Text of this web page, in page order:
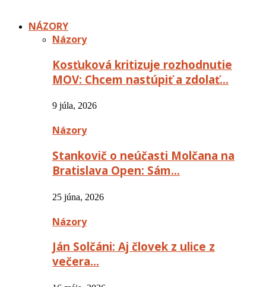
NÁZORY
Názory
Kosťuková kritizuje rozhodnutie
MOV: Chcem nastúpiť a zdolať…
9 júla, 2026
Názory
Stankovič o neúčasti Molčana na
Bratislava Open: Sám…
25 júna, 2026
Názory
Ján Solčáni: Aj človek z ulice z
večera…